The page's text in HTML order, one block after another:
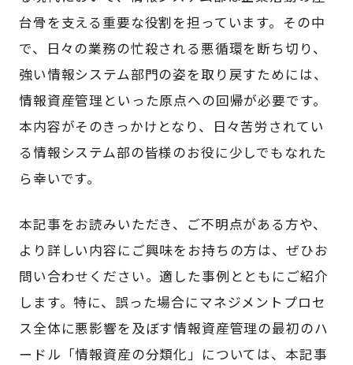
台骨を支える重要な役割を担っています。その中
で、日々の業務の忙殺される悪循環を断ち切り、
強い情報システム部門の姿を取り戻すためには、
情報資産管理といった原点への回帰が必要です。
本内容がそのきっかけとなり、日々苦労されてい
る情報システム部の皆様のお役に少しでもなれた
ら幸いです。
本記事をお読みいただき、ご不明点がある方や、
より詳しい内容にご興味をお持ちの方は、ぜひお
問い合わせください。適した事例とともにご紹介
します。特に、誤った場合にマネジメントプロセ
ス全体に悪影響を及ぼす情報資産管理の最初のハ
ードル「情報資産の分類化」については、本記事